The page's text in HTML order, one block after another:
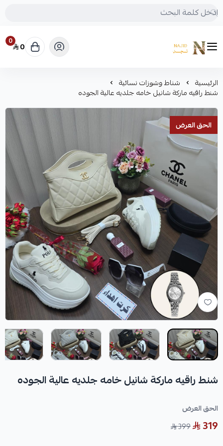
متجر نجد
0 0
الرئيسية شناط وشوزات نسائية
شنط راقيه ماركة شانيل خامه جلديه عالية الجوده
الحق العرض
شنط راقيه ماركة شانيل خامه جلديه عالية الجوده
الحق العرض
319
399